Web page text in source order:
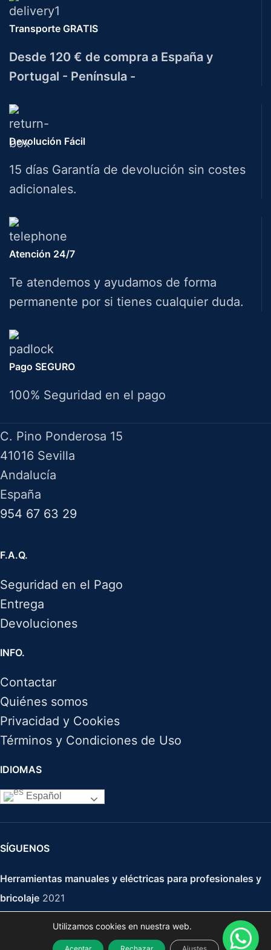
Transporte GRATIS
Desde 120 € de compra a España y
Portugal - Península -
Devolución Fácil
15 días Garantía de devolución sin costes
adicionales.
Atención 24/7
Te atendemos y ayudamos de forma
permanente por si tienes cualquier duda.
Pago SEGURO
100% Seguridad en el pago
C. Pino Ponderosa 15
41016 Sevilla
Andalucía
España
954 67 63 29
F.A.Q.
Seguridad en el Pago
Entrega
Devoluciones
INFO.
Contactar
Quiénes somos
Privacidad y Cookies
Términos y Condiciones de Uso
IDIOMAS
Español
SÍGUENOS
Herramientas manuales y eléctricas para profesionales y
bricolaje 2021
Utilizamos cookies en nuestra web.